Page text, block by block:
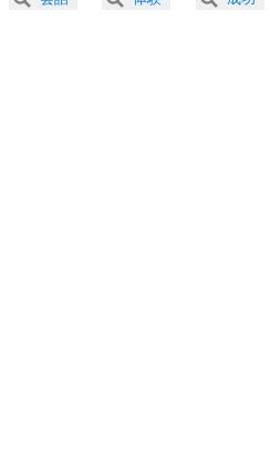
プラス思考
3.0倍速 （237KB 1分0秒）